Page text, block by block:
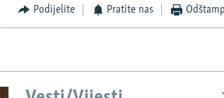
Podijelite Pratite nas